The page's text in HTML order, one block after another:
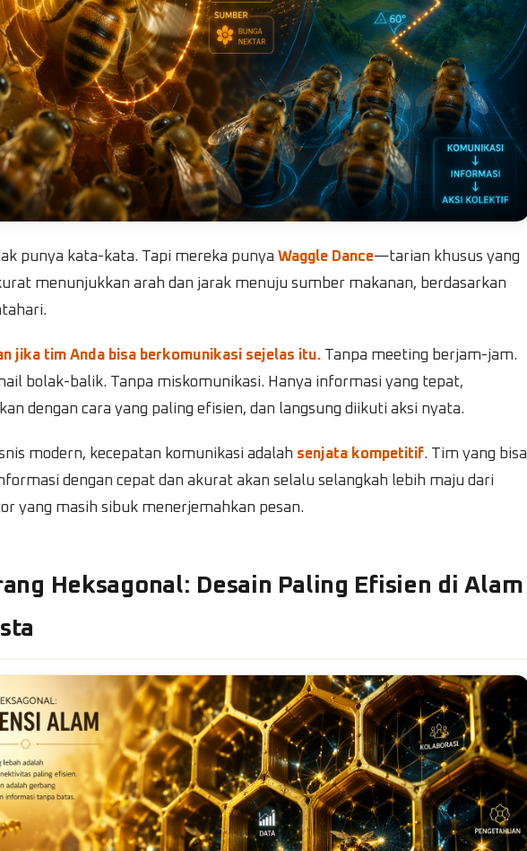
punya kata-kata. Tapi mereka punya Waggle Dance—tarian khusus yang
menunjukkan arah dan jarak menuju sumber makanan, berdasarkan
jika tim Anda bisa berkomunikasi sejelas itu. Tanpa meeting berjam-jam.
bolak-balik. Tanpa miskomunikasi. Hanya informasi yang tepat,
dengan cara yang paling efisien, dan langsung diikuti aksi nyata.
modern, kecepatan komunikasi adalah senjata kompetitif. Tim yang bisa
dengan cepat dan akurat akan selalu selangkah lebih maju dari
yang masih sibuk menerjemahkan pesan.
Heksagonal: Desain Paling Efisien di Alam